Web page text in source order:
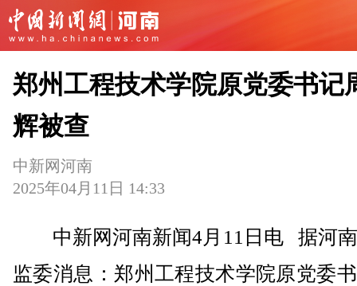
郑州工程技术学院原党委书记
辉被查
中新网河南
2025年04月11日 14:33
中新网河南新闻4月11日电 据河南
监委消息：郑州工程技术学院原党委